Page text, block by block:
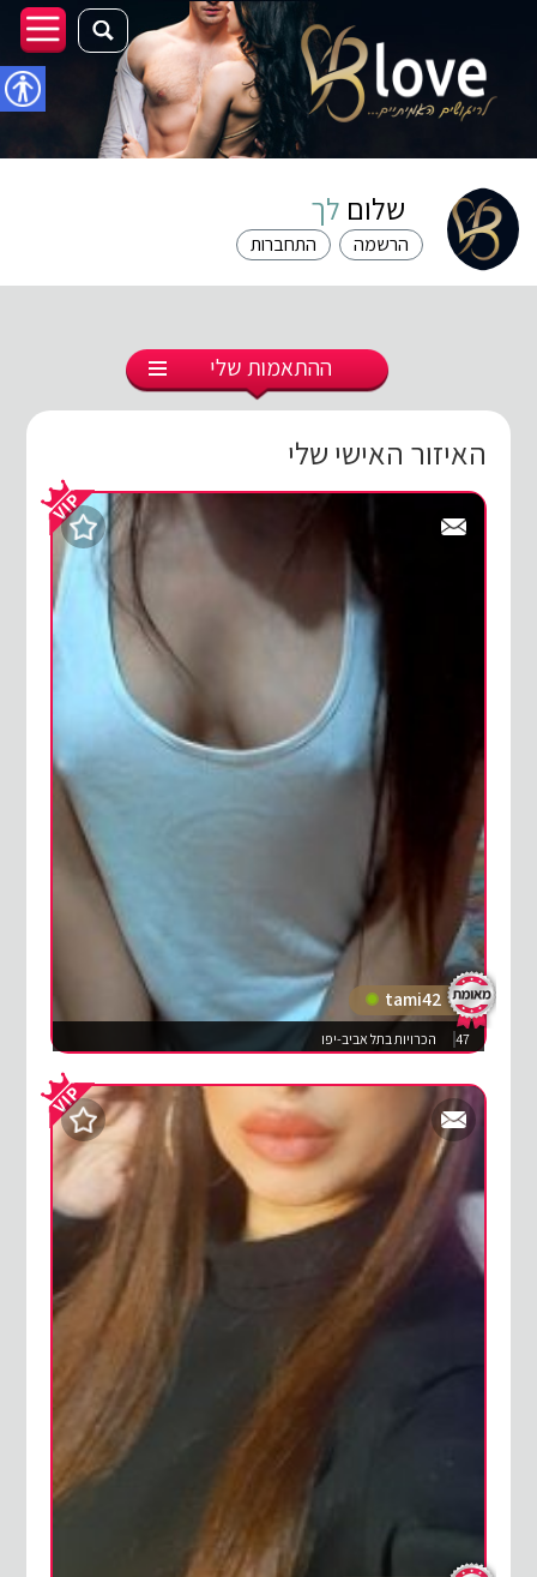
שלום לך
התחברות הרשמה
ההתאמות שלי
האיזור האישי שלי
tami42
47 הכרויות בתל אביב-יפו